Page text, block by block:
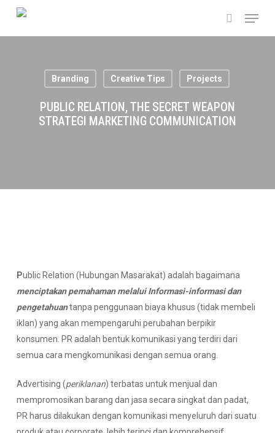
main
Menu
Branding Creative Tips Projects
PUBLIC RELATION, THE SECRET WEAPON
STRATEGI MARKETING COMMUNICATION
Public Relation (Hubungan Masarakat) adalah bagaimana
menciptakanpemahaman melaluiInformasi-informasi dan
pengetahuantanpa penggunaan biaya khusus (tidak membeli
iklan) yang akan mempengaruhi perubahan berpikir
konsumen. PR adalah bentuk komunikasi yang terdiri dari
semua cara mengkomunikasi dengan semua orang.
Advertising (periklanan) terbatas untuk menjual dan
mempromosikan barang dan jasa secara singkat dan padat,
PR harus dilakukan dengan komunikasi menyeluruh dari suatu